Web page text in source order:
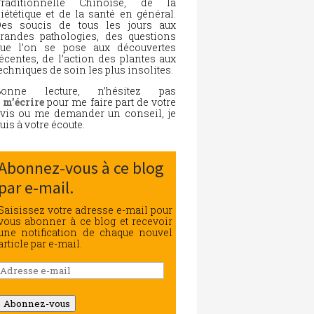
et de la santé en général.
soucis de tous les jours aux
pathologies, des questions
l’on se pose aux découvertes
de l’action des plantes aux
de soin les plus insolites.
lecture, n’hésitez pas
m’écrire pour me faire part de votre
ou me demander un conseil, je
à votre écoute.
vous à ce blog
par e-mail.
votre adresse e-mail pour
abonner à ce blog et recevoir
notification de chaque nouvel
par e-mail.
Abonnez-vous